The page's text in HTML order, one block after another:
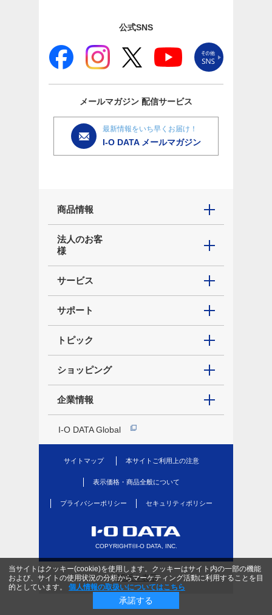
公式SNS
メールマガジン 配信サービス
最新情報をいち早くお届け！
I-O DATA メールマガジン
商品情報
法人のお客
様
サービス
サポート
トピック
ショッピング
企業情報
I-O DATA Global
サイトマップ 本サイトご利用上の注意
表示価格・商品全般について
プライバシーポリシー セキュリティポリシー
COPYRIGHT©I-O DATA, INC.
当サイトはクッキー(cookie)を使用します。クッキーはサイト内の一部の機能
および、サイトの使用状況の分析からマーケティング活動に利用することを目
的としています。
個人情報の取扱いについてはこちら
承諾する
PC版を表示